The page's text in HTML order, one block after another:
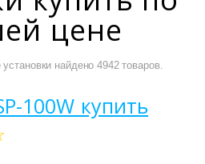
цене
найдено 4942 товаров.
100W купить